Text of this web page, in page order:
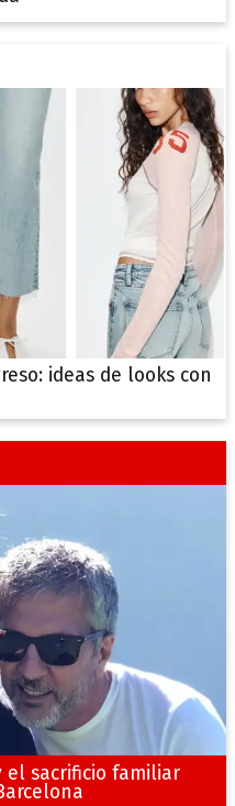
ideas de looks con
el sacrificio familiar